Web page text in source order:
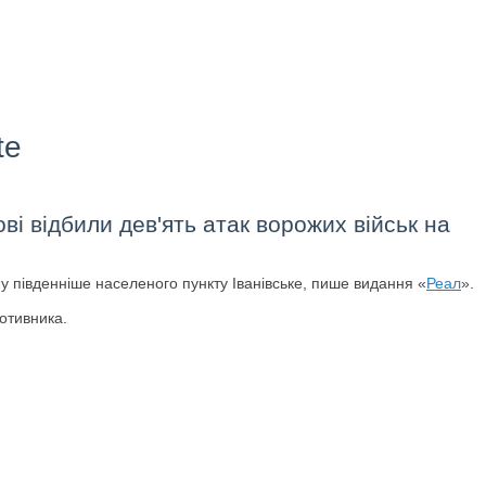
відбили дев'ять атак ворожих військ на
населеного пункту Іванівське, пише видання «Реал».